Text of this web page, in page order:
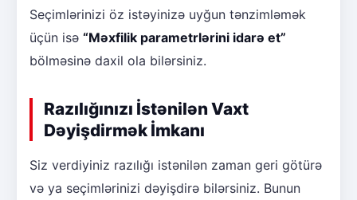
Seçimlərinizi öz istəyinizə uyğun tənzimləmək
üçün isə “Məxfilik parametrlərini idarə et”
bölməsinə daxil ola bilərsiniz.
Razılığınızı İstənilən Vaxt
Dəyişdirmək İmkanı
Siz verdiyiniz razılığı istənilən zaman geri götürə
və ya seçimlərinizi dəyişdirə bilərsiniz. Bunun